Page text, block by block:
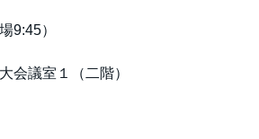
9:45）
会議室１（二階）